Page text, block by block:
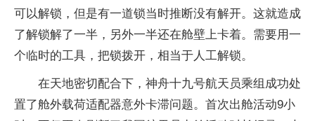
可以解锁，但是有一道锁当时推断没有解开。这就造成
了解锁解了一半，另外一半还在舱壁上卡着。需要用一
个临时的工具，把锁拨开，相当于人工解锁。
在天地密切配合下，神舟十九号航天员乘组成功处
置了舱外载荷适配器意外卡滞问题。首次出舱活动9小